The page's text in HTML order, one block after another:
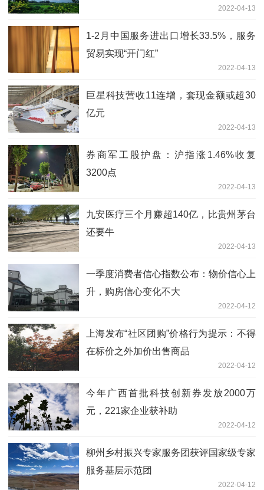
2022-04-13
1-2月中国服务进出口增长33.5%，服务
贸易实现“开门红”
2022-04-13
巨星科技营收11连增，套现金额或超30
亿元
2022-04-13
券商军工股护盘：沪指涨1.46%收复
3200点
2022-04-13
九安医疗三个月赚超140亿，比贵州茅台
还要牛
2022-04-13
一季度消费者信心指数公布：物价信心上
升，购房信心变化不大
2022-04-12
上海发布“社区团购”价格行为提示：不得
在标价之外加价出售商品
2022-04-12
今年广西首批科技创新券发放2000万
元，221家企业获补助
2022-04-12
柳州乡村振兴专家服务团获评国家级专家
服务基层示范团
2022-04-12